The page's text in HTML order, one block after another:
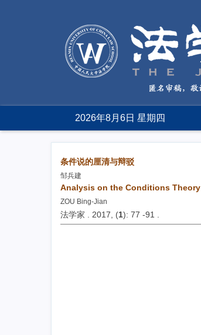
2026年8月6日 星期四
条件说的厘清与辩驳
邹兵建
Analysis on the Conditions Theory
ZOU Bing-Jian
法学家 . 2017, (1): 77 -91 .